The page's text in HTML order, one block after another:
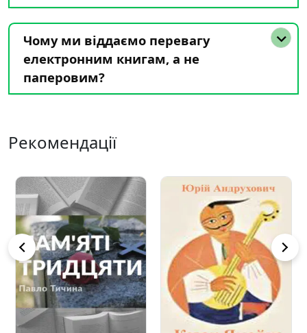
Чому ми віддаємо перевагу
електронним книгам, а не
паперовим?
Рекомендації